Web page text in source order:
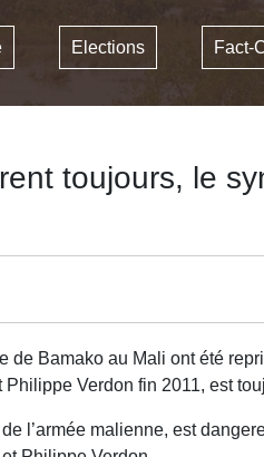
Elections Fact-
toujours, le
Bamako au Mali ont été
Verdon fin 2011, est
l’armée malienne, est